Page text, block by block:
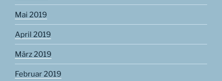
Mai 2019
April 2019
März 2019
Februar 2019